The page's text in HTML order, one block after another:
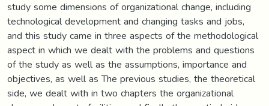
study some dimensions of organizational change, including
technological development and changing tasks and jobs,
and this study came in three aspects of the methodological
aspect in which we dealt with the problems and questions
of the study as well as the assumptions, importance and
objectives, as well as The previous studies, the theoretical
side, we dealt with in two chapters the organizational